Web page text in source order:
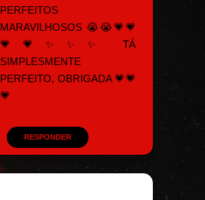
PERFEITOS
MARAVILHOSOS 😭😭💗💗
💗💗✨✨✨ TÁ
SIMPLESMENTE
PERFEITO, OBRIGADA 💗💗
💗
RESPONDER